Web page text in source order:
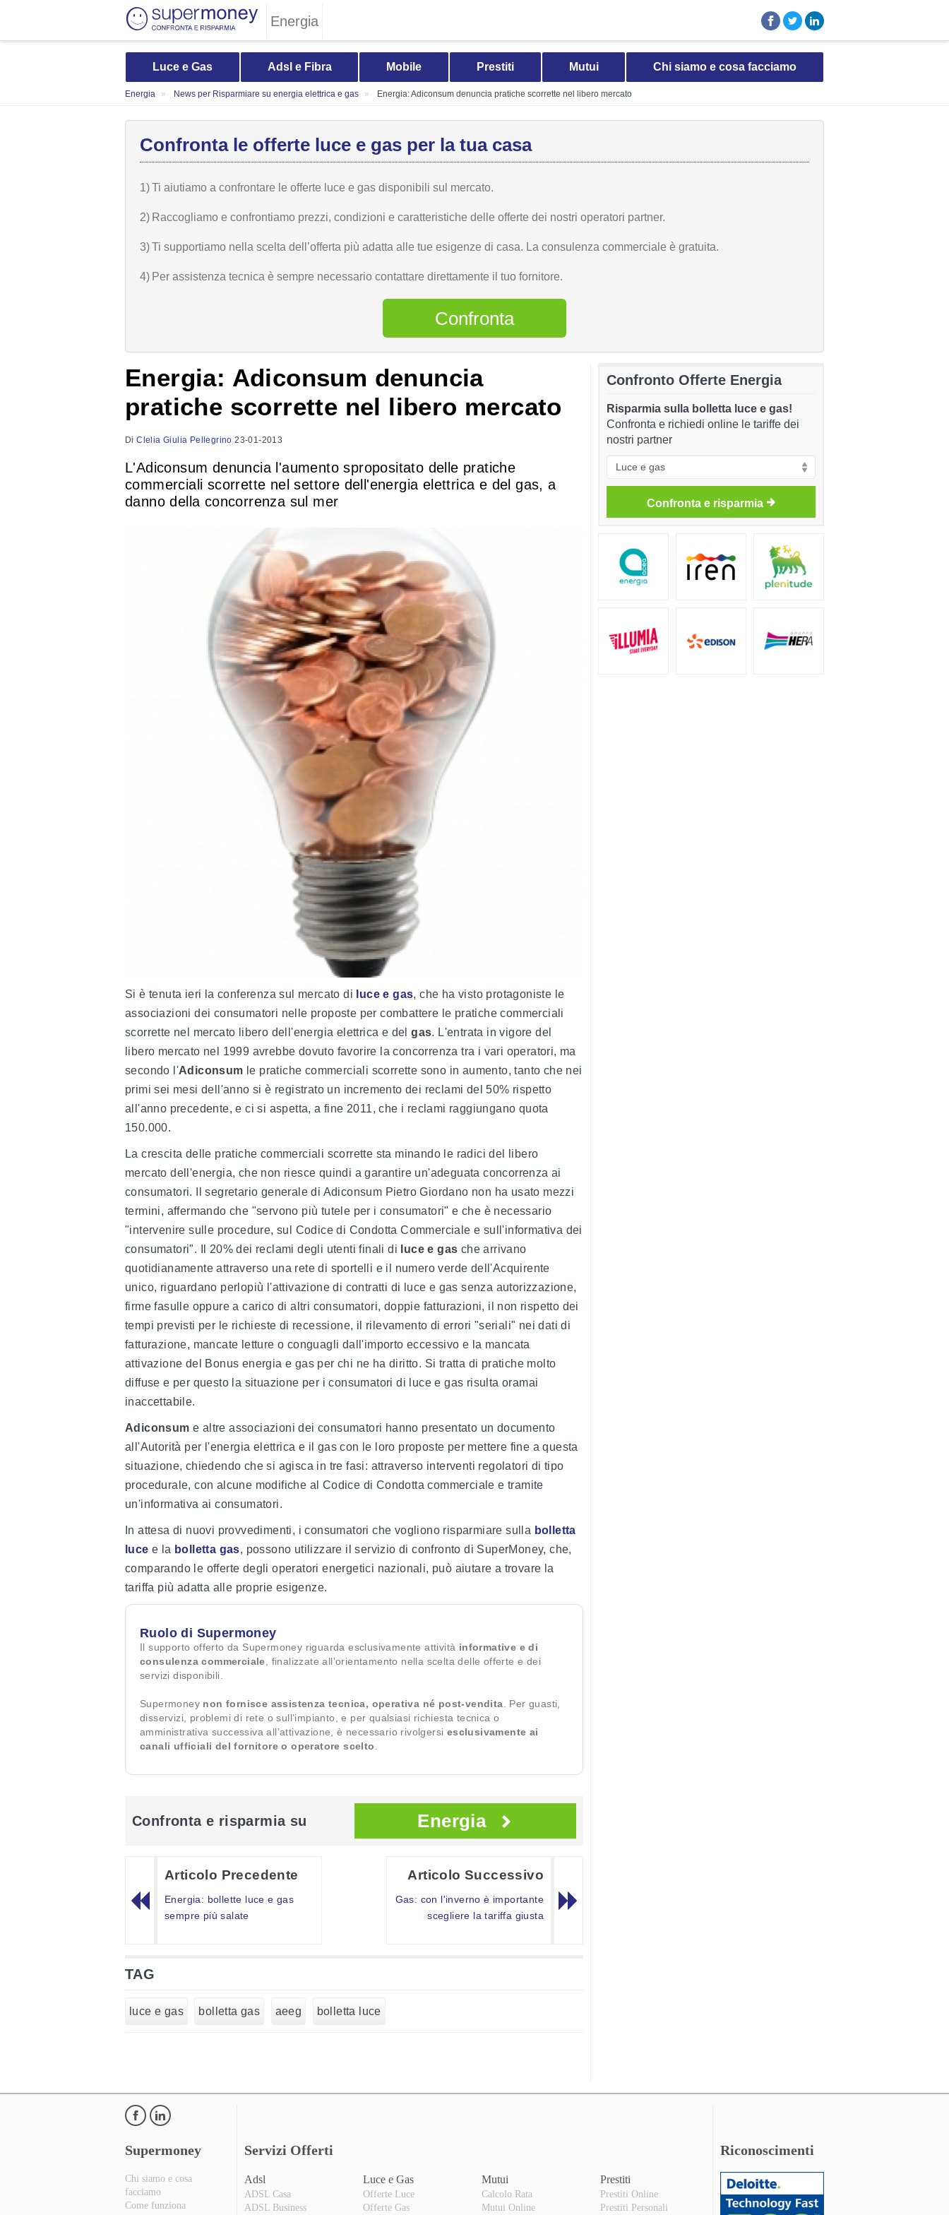
Energia
Luce e Gas Adsl e Fibra Mobile Prestiti Mutui Chi siamo e cosa facciamo
Energia News per Risparmiare su energia elettrica e gas Energia: Adiconsum denuncia pratiche scorrette nel libero mercato
Confronta le offerte luce e gas per la tua casa
1)Ti aiutiamo a confrontare le offerte luce e gas disponibili sul mercato.
2) Raccogliamo e confrontiamo prezzi, condizioni e caratteristiche delle offerte dei nostri operatori partner.
3)Ti supportiamo nella scelta dell’offerta più adatta alle tue esigenze di casa. La consulenza commerciale è gratuita.
4) Per assistenza tecnica è sempre necessario contattare direttamente il tuo fornitore.
Confronta
Energia: Adiconsum denuncia
pratiche scorrette nel libero mercato
DiClelia Giulia Pellegrino 23-01-2013
L'Adiconsum denuncia l'aumento spropositato delle pratiche
commerciali scorrette nel settore dell'energia elettrica e del gas, a
danno della concorrenza sul mer
Si è tenuta ieri la conferenza sul mercato di luce e gas, che ha visto protagoniste le
associazioni dei consumatori nelle proposte per combattere le pratiche commerciali
scorrette nel mercato libero dell'energia elettrica e delgas. L'entrata in vigore del
libero mercato nel 1999 avrebbe dovuto favorire la concorrenza tra i vari operatori, ma
secondo l'Adiconsum le pratiche commerciali scorrette sono in aumento, tanto che nei
primi sei mesi dell'anno si è registrato un incremento dei reclami del 50% rispetto
all'anno precedente, e ci si aspetta, a fine 2011, che i reclami raggiungano quota
150.000.
La crescita delle pratiche commerciali scorrette sta minando le radici del libero
mercato dell'energia, che non riesce quindi a garantire un'adeguata concorrenza ai
consumatori. Il segretario generale di Adiconsum Pietro Giordano non ha usato mezzi
termini, affermando che "servono più tutele per i consumatori" e che è necessario
"intervenire sulle procedure, sul Codice di Condotta Commerciale e sull'informativa dei
consumatori". Il 20% dei reclami degli utenti finali di
luce e gas che arrivano
quotidianamente attraverso una rete di sportelli e il numero verde dell'Acquirente
unico, riguardano perlopiù l'attivazione di contratti di luce e gas senza autorizzazione,
firme fasulle oppure a carico di altri consumatori, doppie fatturazioni, il non rispetto dei
tempi previsti per le richieste di recessione, il rilevamento di errori "seriali" nei dati di
fatturazione, mancate letture o conguagli dall'importo eccessivo e la mancata
attivazione del Bonus energia e gas per chi ne ha diritto. Si tratta di pratiche molto
diffuse e per questo la situazione per i consumatori di luce e gas risulta oramai
inaccettabile.
Adiconsum e altre associazioni dei consumatori hanno presentato un documento
all'Autorità per l'energia elettrica e il gas con le loro proposte per mettere fine a questa
situazione, chiedendo che si agisca in tre fasi: attraverso interventi regolatori di tipo
procedurale, con alcune modifiche al Codice di Condotta commerciale e tramite
un'informativa ai consumatori.
In attesa di nuovi provvedimenti, i consumatori che vogliono risparmiare sulla bolletta
luce e la bolletta gas, possono utilizzare il servizio di confronto di SuperMoney, che,
comparando le offerte degli operatori energetici nazionali, può aiutare a trovare la
tariffa più adatta alle proprie esigenze.
Ruolo di Supermoney
Il supporto offerto da Supermoney riguarda esclusivamente attività informative e di
consulenza commerciale , finalizzate all’orientamento nella scelta delle offerte e dei
servizi disponibili.
Supermoney non fornisce assistenza tecnica, operativa né post-vendita . Per guasti,
disservizi, problemi di rete o sull’impianto, e per qualsiasi richiesta tecnica o
amministrativa successiva all’attivazione, è necessario rivolgersi esclusivamente ai
canali ufficiali del fornitore o operatore scelto
Confronta e risparmia su Energia
Articolo Precedente
Energia: bollette luce e gas
sempre più salate
Articolo Successivo
Gas: con l'inverno è importante
scegliere la tariffa giusta
TAG
luce e gas bolletta gas aeeg bolletta luce
Confronto Offerte Energia
Risparmia sulla bolletta luce e gas!
Confronta e richiedi online le tariffe dei
nostri partner
Confronta e risparmia
Supermoney
Chi siamo e cosa
facciamo
Come funziona
Servizi Offerti
Adsl
ADSL Casa
ADSL Business
Luce e Gas
Offerte Luce
Offerte Gas
Mutui
Calcolo Rata
Mutui Online
Prestiti
Prestiti Online
Prestiti Personali
Riconoscimenti